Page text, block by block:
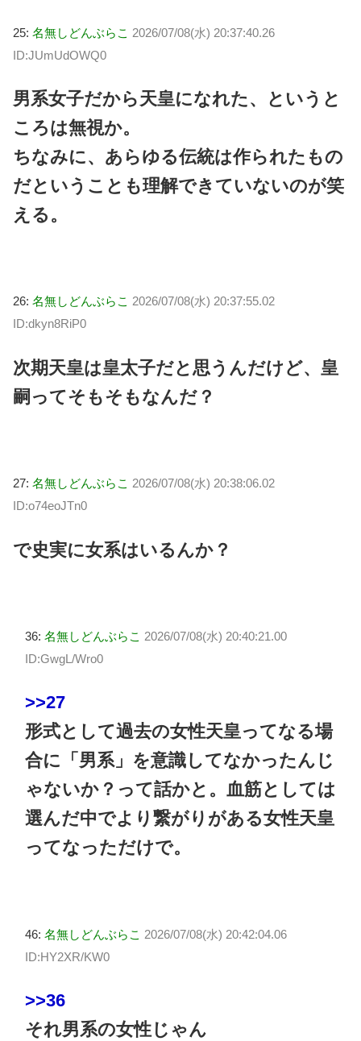
25: 名無しどんぶらこ 2026/07/08(水) 20:37:40.26
ID:JUmUdOWQ0
男系女子だから天皇になれた、というと
ころは無視か。
ちなみに、あらゆる伝統は作られたもの
だということも理解できていないのが笑
える。
26: 名無しどんぶらこ 2026/07/08(水) 20:37:55.02
ID:dkyn8RiP0
次期天皇は皇太子だと思うんだけど、皇
嗣ってそもそもなんだ？
27: 名無しどんぶらこ 2026/07/08(水) 20:38:06.02
ID:o74eoJTn0
で史実に女系はいるんか？
36: 名無しどんぶらこ 2026/07/08(水) 20:40:21.00
ID:GwgL/Wro0
>>27
形式として過去の女性天皇ってなる場
合に「男系」を意識してなかったんじ
ゃないか？って話かと。血筋としては
選んだ中でより繋がりがある女性天皇
ってなっただけで。
46: 名無しどんぶらこ 2026/07/08(水) 20:42:04.06
ID:HY2XR/KW0
>>36
それ男系の女性じゃん